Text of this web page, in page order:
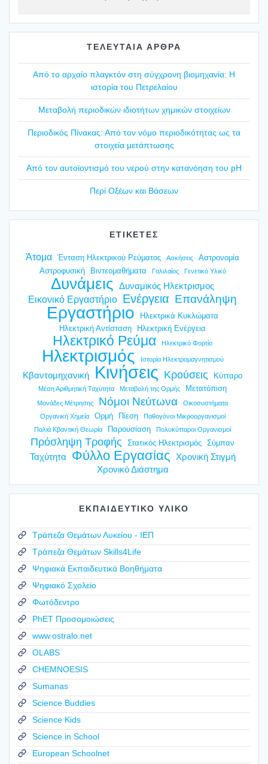
ΤΕΛΕΥΤΑΙΑ ΑΡΘΡΑ
Από το αρχαίο πλαγ­κτόν στη σύγ­χρο­νη βιο­μη­χα­νία: Η
ιστο­ρία του Πετρε­λαί­ου
Mετα­βο­λή περιο­δι­κών ιδιο­τή­των χημι­κών στοι­χεί­ων
Περιο­δι­κός Πίνα­κας: Από τον νόμο περιο­δι­κό­τη­τας ως τα
στοι­χεία μετά­πτω­σης
Από τον αυτοϊ­ο­ντι­σμό του νερού στην κατα­νό­η­ση του pH
Περί Οξέ­ων και Βάσε­ων
ΕΤΙΚΕΤΕΣ
Άτομα Ένταση Ηλεκτρικού Ρεύματος Ασκήσεις
Αστρονομία
Αστροφυσική
Βιντεομαθήματα Γαλιλαίος Γενετικό Υλικό
Δυνάμεις Δυναμικός Ηλεκτρισμος
Εικονικό Εργαστήριο Ενέργεια Επανάληψη
Εργαστήριο
Ηλεκτρικά Κυκλώματα
Ηλεκτρική Αντίσταση
Ηλεκτρική Ενέργεια
Ηλεκτρικό Ρεύμα Ηλεκτρικό Φορτίο
Ηλεκτρισμός Ιστορία Ηλεκτρομαγνητισμού
Κβαντομηχανική Κινήσεις Κρούσεις Κύτταρο
Μέση Αριθμητική Ταχύτητα Μεταβολή της Ορμής Μετατόπιση
Μονάδες Μέτρησης Νόμοι Νεύτωνα
Οικοσυστήματα
Οργανική Χημεία
Ορμή Πίεση
Παθογόνοι Μικροοργανισμοί
Παλιά Κβαντική Θεωρία
Παρουσίαση Πολυκύτταροι Οργανισμοί
Πρόσληψη Τροφής Στατικός Ηλεκτρισμός Σύμπαν
Ταχύτητα Φύλλο Εργασίας
Χρονική Στιγμή
Χρονικό Διάστημα
ΕΚΠΑΙΔΕΥΤΙΚΟ ΥΛΙΚΟ
Τράπεζα Θεμάτων Λυκείου - ΙΕΠ
Τράπεζα Θεμάτων Skills4Life
Ψηφιακά Εκπαιδευτικά Βοηθήματα
Ψηφιακό Σχολείο
Φωτόδεντρο
PhET Προσομοιώσεις
www.ostralo.net
OLABS
CHEMNOESIS
Sumanas
Science Buddies
Science Kids
Science in School
European Schoolnet